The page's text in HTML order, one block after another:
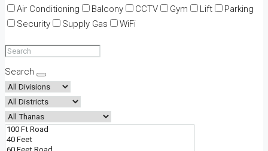
Air Conditioning
Balcony CCTV Gym Lift
Parking
Security
Supply Gas WiFi
Search